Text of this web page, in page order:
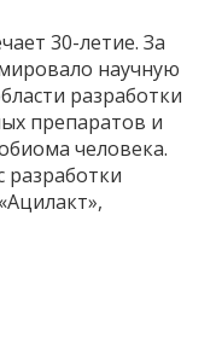
30-летие. За
научную
разработки
препаратов и
человека.
разработки
Препарат